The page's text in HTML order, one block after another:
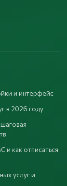
и интерфейс
в 2026 году
как отписаться
услуг и